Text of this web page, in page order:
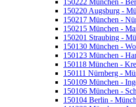
150222 München -
150220 Augsburg -
150217 München -
150215 München -
150201 Straubing -
150130 München -
150123 München -
150118 München -
150111 Nürnberg -
150109 München -
150106 München -
150104 Berlin -